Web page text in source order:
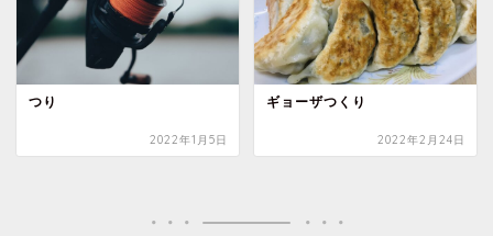
つり
2022年1月5日
ギョーザつくり
2022年2月24日